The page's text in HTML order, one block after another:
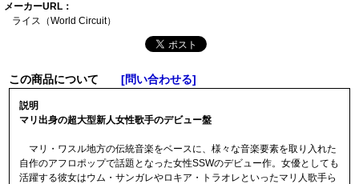
メーカーURL：
ライス（World Circuit）
この商品について [問い合わせる]
説明
マリ出身の超大型新人女性歌手のデビュー盤
マリ・ワスル地方の伝統音楽をベースに、様々な音楽要素を取り入れた
自作のアフロポップで話題となった女性SSWのデビュー作。女優としても
活躍する彼女はウム・サンガレやロキア・トラオレといったマリ人歌手ら